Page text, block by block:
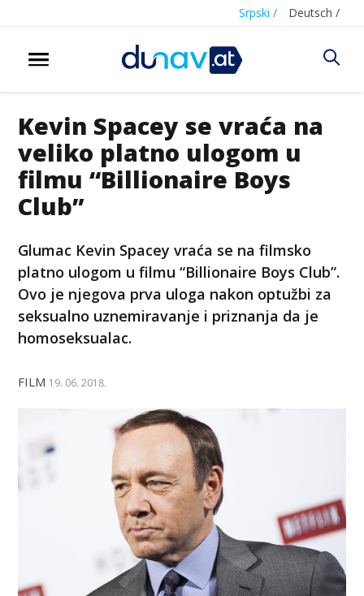
Srpski / Deutsch /
Kevin Spacey se vraća na
veliko platno ulogom u
filmu “Billionaire Boys
Club”
Glumac Kevin Spacey vraća se na filmsko
platno ulogom u filmu “Billionaire Boys Club”.
Ovo je njegova prva uloga nakon optužbi za
seksualno uznemiravanje i priznanja da je
homoseksualac.
FILM 19. 06. 2018.